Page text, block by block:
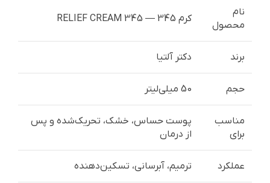
نام
محصول
کرم 345 — 345 RELIEF CREAM
برند دکتر آلتیا
حجم 50 میلی‌لیتر
مناسب
برای
پوست حساس، خشک، تحریک‌شده و پس
از درمان
عملکرد ترمیم، آبرسانی، تسکین‌دهنده